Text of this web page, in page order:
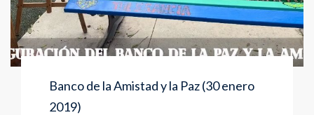
Banco de la Amistad y la Paz (30 enero
2019)